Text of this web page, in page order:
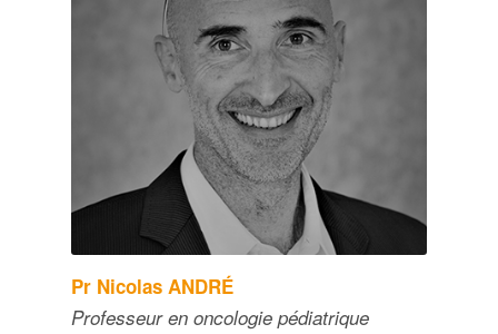
Pr Nicolas ANDRÉ​
Professeur en oncologie pédiatrique